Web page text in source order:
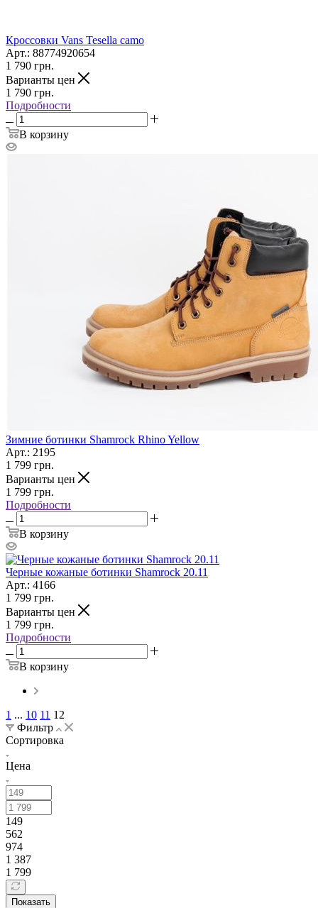
Кроссовки Vans Tesella camo
Арт.: 88774920654
1 790 грн.
Варианты цен
1 790 грн.
Подробности
В корзину
Зимние ботинки Shamrock Rhino Yellow
Арт.: 2195
1 799 грн.
Варианты цен
1 799 грн.
Подробности
В корзину
Черные кожаные ботинки Shamrock 20.11
Арт.: 4166
1 799 грн.
Варианты цен
1 799 грн.
Подробности
В корзину
1 ... 10 11 12
Фильтр
Сортировка
Цена
149
562
974
1 387
1 799
Показать